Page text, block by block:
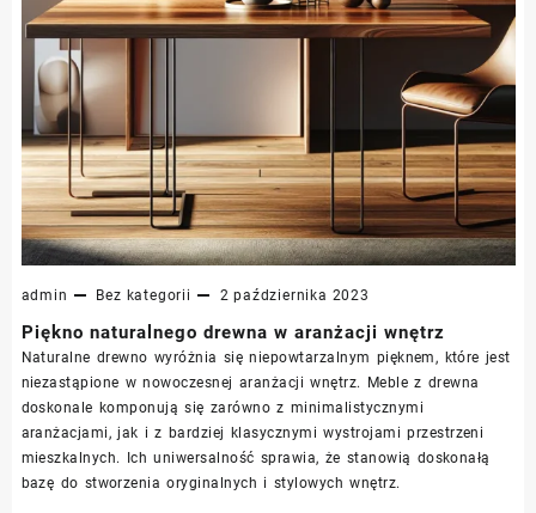
admin Bez kategorii 2 października 2023
Piękno naturalnego drewna w aranżacji wnętrz
Naturalne drewno wyróżnia się niepowtarzalnym pięknem, które jest
niezastąpione w nowoczesnej aranżacji wnętrz. Meble z drewna
doskonale komponują się zarówno z minimalistycznymi
aranżacjami, jak i z bardziej klasycznymi wystrojami przestrzeni
mieszkalnych. Ich uniwersalność sprawia, że stanowią doskonałą
bazę do stworzenia oryginalnych i stylowych wnętrz.